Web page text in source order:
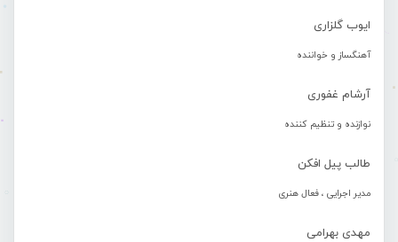
ایوب گلزاری
آهنگساز و خواننده
آرشام غفوری
نوازنده و تنظیم کننده
طالب پیل افکن
مدیر اجرایی ، فعال هنری
مهدی بهرامی